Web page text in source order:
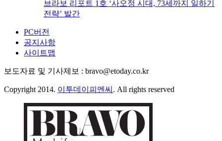
브라보 리포트 1호 ‘사오정 시대, 73세까지 일하기
전략’ 발간
PC버전
공지사항
사이트맵
보도자료 및 기사제보 : bravo@etoday.co.kr
Copyright 2014. 이투데이피엔씨 . All rights reserved